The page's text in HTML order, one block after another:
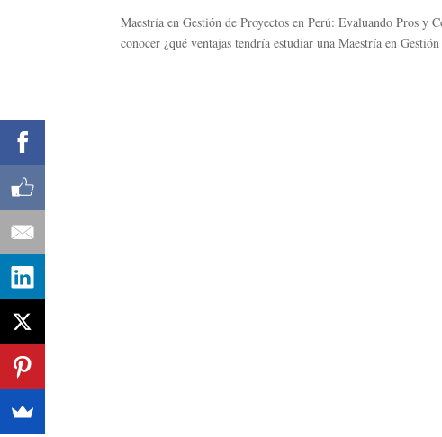
Maestría en Gestión de Proyectos en Perú: Evaluando Pros
conocer ¿qué ventajas tendría estudiar una Maestría en